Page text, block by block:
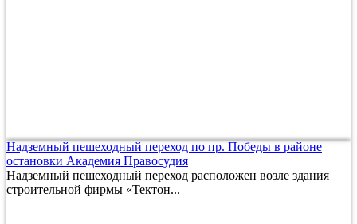
Надземный пешеходный переход по пр. Победы в районе
остановки Академия Правосудия
Надземный пешеходный переход расположен возле здания
строительной фирмы «Тектон...